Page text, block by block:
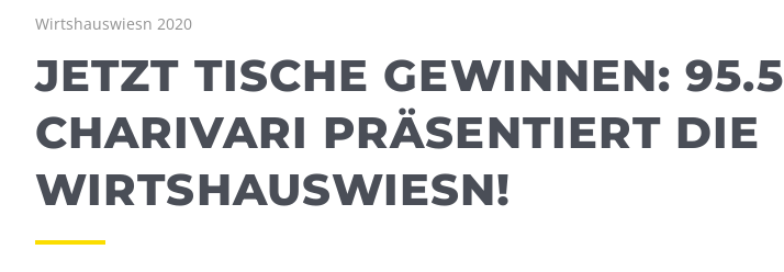
Wirtshauswiesn 2020
JETZT TISCHE GEWINNEN: 95.5
CHARIVARI PRÄSENTIERT DIE
WIRTSHAUSWIESN!